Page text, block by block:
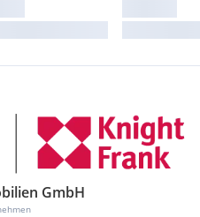
GmbH